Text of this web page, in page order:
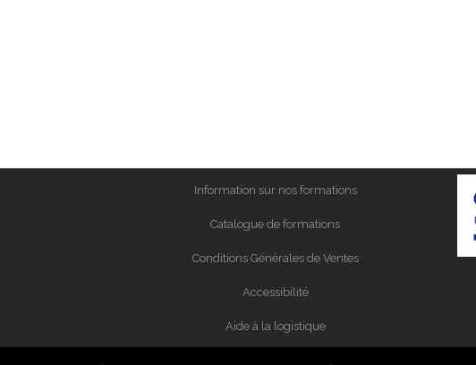
Information sur nos formations
Catalogue de formations
Conditions Générales de Ventes
Accessibilité
Aide à la logistique